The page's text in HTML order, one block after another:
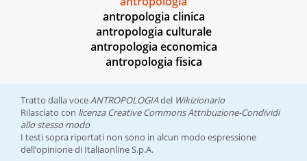
antropologia clinica
antropologia culturale
antropologia economica
antropologia fisica
Tratto dalla voceANTROPOLOGIAdel Wikizionario
Rilasciato con licenza Creative Commons Attribuzione-Condividi
allo stesso modo
I testi sopra riportati non sono in alcun modo espressione
dell’opinione di Italiaonline S.p.A.